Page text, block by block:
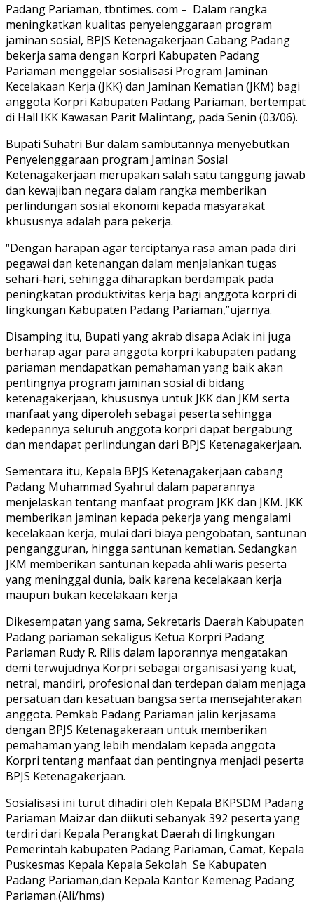
Padang Pariaman, tbntimes. com – Dalam rangka
meningkatkan kualitas penyelenggaraan program
jaminan sosial, BPJS Ketenagakerjaan Cabang Padang
bekerja sama dengan Korpri Kabupaten Padang
Pariaman menggelar sosialisasi Program Jaminan
Kecelakaan Kerja (JKK) dan Jaminan Kematian (JKM) bagi
anggota Korpri Kabupaten Padang Pariaman, bertempat
di Hall IKK Kawasan Parit Malintang, pada Senin (03/06).
Bupati Suhatri Bur dalam sambutannya menyebutkan
Penyelenggaraan program Jaminan Sosial
Ketenagakerjaan merupakan salah satu tanggung jawab
dan kewajiban negara dalam rangka memberikan
perlindungan sosial ekonomi kepada masyarakat
khususnya adalah para pekerja.
“Dengan harapan agar terciptanya rasa aman pada diri
pegawai dan ketenangan dalam menjalankan tugas
sehari-hari, sehingga diharapkan berdampak pada
peningkatan produktivitas kerja bagi anggota korpri di
lingkungan Kabupaten Padang Pariaman,”ujarnya.
Disamping itu, Bupati yang akrab disapa Aciak ini juga
berharap agar para anggota korpri kabupaten padang
pariaman mendapatkan pemahaman yang baik akan
pentingnya program jaminan sosial di bidang
ketenagakerjaan, khususnya untuk JKK dan JKM serta
manfaat yang diperoleh sebagai peserta sehingga
kedepannya seluruh anggota korpri dapat bergabung
dan mendapat perlindungan dari BPJS Ketenagakerjaan.
Sementara itu, Kepala BPJS Ketenagakerjaan cabang
Padang Muhammad Syahrul dalam paparannya
menjelaskan tentang manfaat program JKK dan JKM. JKK
memberikan jaminan kepada pekerja yang mengalami
kecelakaan kerja, mulai dari biaya pengobatan, santunan
pengangguran, hingga santunan kematian. Sedangkan
JKM memberikan santunan kepada ahli waris peserta
yang meninggal dunia, baik karena kecelakaan kerja
maupun bukan kecelakaan kerja
Dikesempatan yang sama, Sekretaris Daerah Kabupaten
Padang pariaman sekaligus Ketua Korpri Padang
Pariaman Rudy R. Rilis dalam laporannya mengatakan
demi terwujudnya Korpri sebagai organisasi yang kuat,
netral, mandiri, profesional dan terdepan dalam menjaga
persatuan dan kesatuan bangsa serta mensejahterakan
anggota. Pemkab Padang Pariaman jalin kerjasama
dengan BPJS Ketenagakeraan untuk memberikan
pemahaman yang lebih mendalam kepada anggota
Korpri tentang manfaat dan pentingnya menjadi peserta
BPJS Ketenagakerjaan.
Sosialisasi ini turut dihadiri oleh Kepala BKPSDM Padang
Pariaman Maizar dan diikuti sebanyak 392 peserta yang
terdiri dari Kepala Perangkat Daerah di lingkungan
Pemerintah kabupaten Padang Pariaman, Camat, Kepala
Puskesmas Kepala Kepala Sekolah Se Kabupaten
Padang Pariaman,dan Kepala Kantor Kemenag Padang
Pariaman.(Ali/hms)